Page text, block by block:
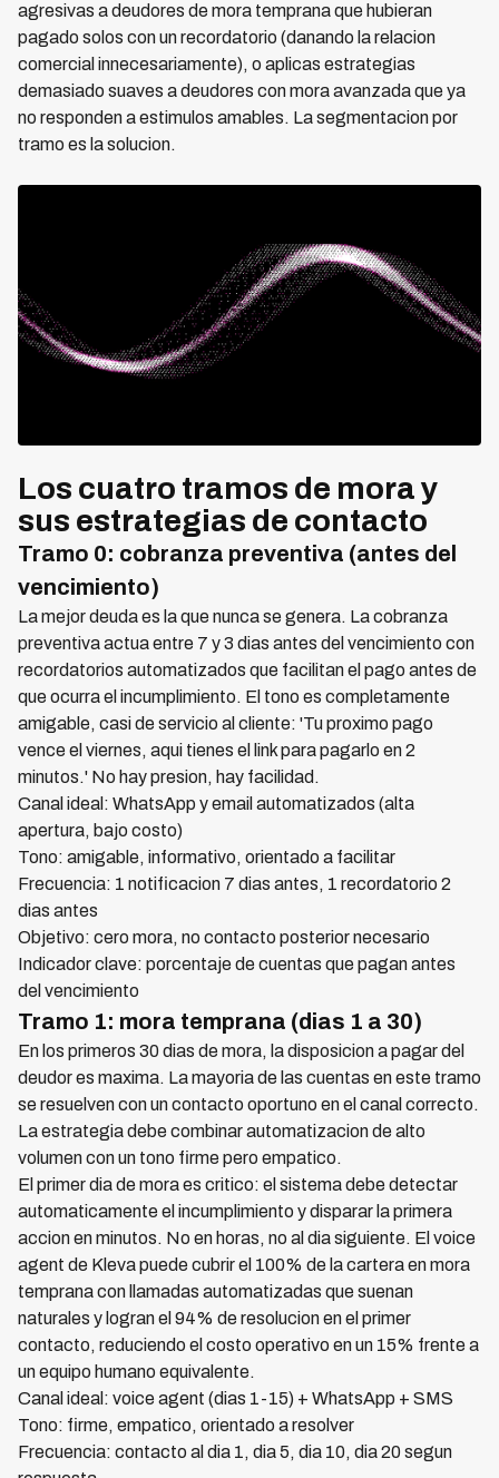
agresivas a deudores de mora temprana que hubieran
pagado solos con un recordatorio (danando la relacion
comercial innecesariamente), o aplicas estrategias
demasiado suaves a deudores con mora avanzada que ya
no responden a estimulos amables. La segmentacion por
tramo es la solucion.
Los cuatro tramos de mora y
sus estrategias de contacto
Tramo 0: cobranza preventiva (antes del
vencimiento)
La mejor deuda es la que nunca se genera. La cobranza
preventiva actua entre 7 y 3 dias antes del vencimiento con
recordatorios automatizados que facilitan el pago antes de
que ocurra el incumplimiento. El tono es completamente
amigable, casi de servicio al cliente: 'Tu proximo pago
vence el viernes, aqui tienes el link para pagarlo en 2
minutos.' No hay presion, hay facilidad.
Canal ideal: WhatsApp y email automatizados (alta
apertura, bajo costo)
Tono: amigable, informativo, orientado a facilitar
Frecuencia: 1 notificacion 7 dias antes, 1 recordatorio 2
dias antes
Objetivo: cero mora, no contacto posterior necesario
Indicador clave: porcentaje de cuentas que pagan antes
del vencimiento
Tramo 1: mora temprana (dias 1 a 30)
En los primeros 30 dias de mora, la disposicion a pagar del
deudor es maxima. La mayoria de las cuentas en este tramo
se resuelven con un contacto oportuno en el canal correcto.
La estrategia debe combinar automatizacion de alto
volumen con un tono firme pero empatico.
El primer dia de mora es critico: el sistema debe detectar
automaticamente el incumplimiento y disparar la primera
accion en minutos. No en horas, no al dia siguiente. El voice
agent de Kleva puede cubrir el 100% de la cartera en mora
temprana con llamadas automatizadas que suenan
naturales y logran el 94% de resolucion en el primer
contacto, reduciendo el costo operativo en un 15% frente a
un equipo humano equivalente.
Canal ideal: voice agent (dias 1-15) + WhatsApp + SMS
Tono: firme, empatico, orientado a resolver
Frecuencia: contacto al dia 1, dia 5, dia 10, dia 20 segun